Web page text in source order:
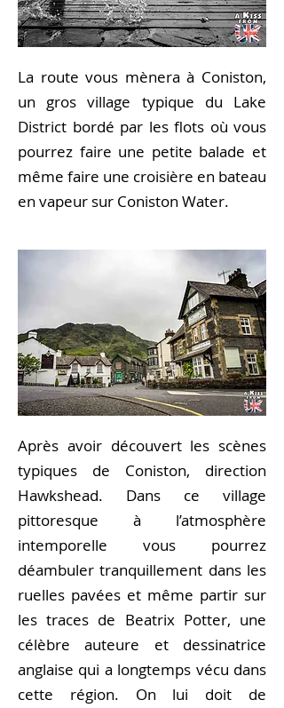
La route vous mènera à Coniston,
un gros village typique du Lake
District bordé par les flots où vous
pourrez faire une petite balade et
même faire une croisière en bateau
en vapeur sur Coniston Water.
Après avoir découvert les scènes
typiques de Coniston, direction
Hawkshead. Dans ce village
pittoresque à l’atmosphère
intemporelle vous pourrez
déambuler tranquillement dans les
ruelles pavées et même partir sur
les traces de Beatrix Potter, une
célèbre auteure et dessinatrice
anglaise qui a longtemps vécu dans
cette région. On lui doit de